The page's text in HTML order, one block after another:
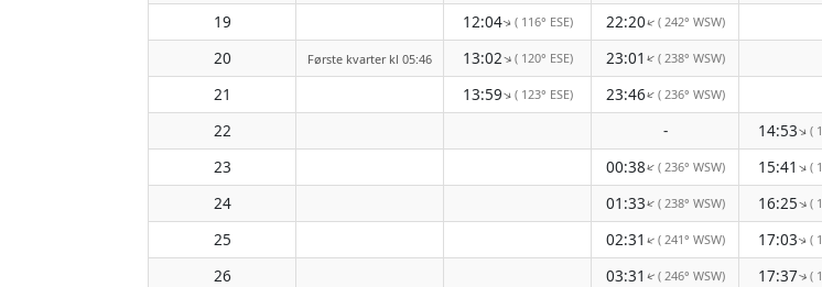
19
12:04↑( 116° ESE) 22:20↑( 242° WSW)
20
Første kvarter kl 05:46 13:02↑( 120° ESE) 23:01↑( 238° WSW)
21
13:59↑( 123° ESE) 23:46↑( 236° WSW)
22
- 14:53↑(
23
00:38↑( 236° WSW) 15:41↑(
24
01:33↑( 238° WSW) 16:25↑(
25
02:31 ↑( 241° WSW) 17:03↑(
26
03:31 ↑( 246° WSW) 17:37↑(